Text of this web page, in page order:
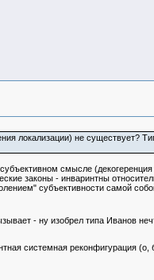
локализации) не существует?
смысле
законы - инваринтны
субъективности самой
- ну изобрел типа Иванов
системная реконфигурация (о,